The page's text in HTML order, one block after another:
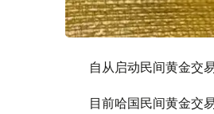
自从启动民间黄金交
目前哈国民间黄金交